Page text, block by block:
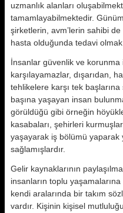
uzmanlık alanları
tamamlayabilmektedir.
şirketlerin, avm’lerin sahibi
hasta olduğunda tedavi olmak
İnsanlar güvenlik ve korunma
karşılayamazlar, dışarıdan,
tehlikelere karşı tek
başına yaşayan insan
görüldüğü gibi örneğin
kasabaları, şehirleri
yaşayarak iş bölümü yaparak
sağlamışlardır.
Gelir kaynaklarının
insanların toplu
kendi aralarında bir takım
vardır. Kişinin kişisel